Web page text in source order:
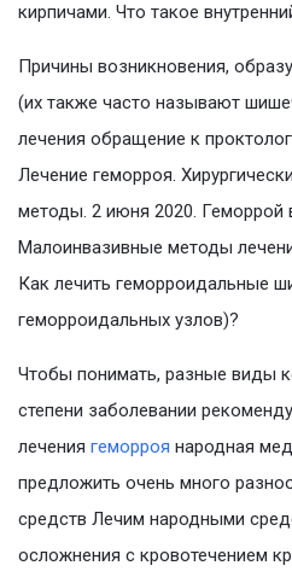
кирпичами. Что такое
Причины возникновения,
(их также часто называют
лечения обращение к
Лечение геморроя.
методы. 2 июня 2020. Геморрой
Малоинвазивные методы
Как лечить геморроидальные
геморроидальных узлов)?
Чтобы понимать, разные виды
степени заболевании
лечения геморроя народная
предложить очень много
средств Лечим народными
осложнения с кровотечением